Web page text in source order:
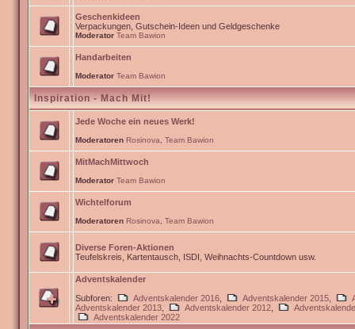
Geschenkideen
Verpackungen, Gutschein-Ideen und Geldgeschenke
Moderator Team Bawion
Handarbeiten
Moderator Team Bawion
Inspiration - Mach Mit!
Jede Woche ein neues Werk!
Moderatoren Rosinova Team Bawion
MitMachMittwoch
Moderator Team Bawion
Wichtelforum
Moderatoren Rosinova Team Bawion
Diverse Foren-Aktionen
Teufelskreis, Kartentausch, ISDI, Weihnachts-Countdown usw.
Adventskalender
Subforen:
Adventskalender 2016 Adventskalender 2015
Adventskalender 2013
Adventskalender 2012
Adventskalender 2022